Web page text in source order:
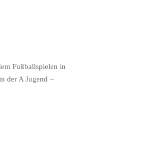
Fußballspielen in
der A Jugend –